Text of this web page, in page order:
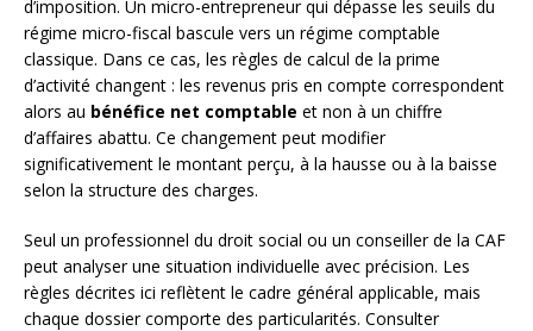
d’imposition. Un micro-entrepreneur qui dépasse les seuils du
régime micro-fiscal bascule vers un régime comptable
classique. Dans ce cas, les règles de calcul de la prime
d’activité changent : les revenus pris en compte correspondent
alors au bénéfice net comptable et non à un chiffre
d’affaires abattu. Ce changement peut modifier
significativement le montant perçu, à la hausse ou à la baisse
selon la structure des charges.
Seul un professionnel du droit social ou un conseiller de la CAF
peut analyser une situation individuelle avec précision. Les
règles décrites ici reflètent le cadre général applicable, mais
chaque dossier comporte des particularités. Consulter